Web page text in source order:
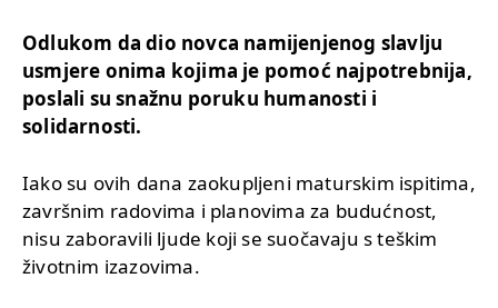
Odlukom da dio novca namijenjenog slavlju
usmjere onima kojima je pomoć najpotrebnija,
poslali su snažnu poruku humanosti i
solidarnosti.
Iako su ovih dana zaokupljeni maturskim ispitima,
završnim radovima i planovima za budućnost,
nisu zaboravili ljude koji se suočavaju s teškim
životnim izazovima.